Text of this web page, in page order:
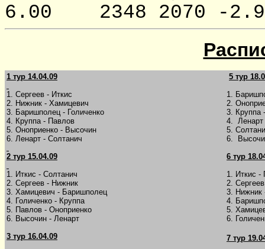
6.00 2348 2070 -
1 тур 14.04.09
1. Сергеев - Иткис
2. Нижник - Хамицевич
3. Баришполец - Голиченко
4. Круппа - Павлов
5. Оноприенко - Высочин
6. Ленарт - Солтанич
2 тур 15.04.09
1. Иткис - Солтанич
2. Сергеев - Нижник
3. Хамицевич - Баришполец
4. Голиченко - Круппа
5. Павлов - Оноприенко
6. Высочин - Ленарт
3 тур 16.04.09
5 тур 18
1.
2.
3. Круппа
4. Ленарт
5.
6.
6 тур 1
1. Иткис -
2.
3. Нижник
4.
5.
6.
7 тур 1